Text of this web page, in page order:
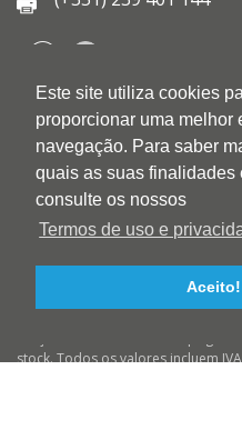
Este site utiliza cookies
proporcionar uma melhor
navegação. Para saber
quais as suas finalidades
consulte os nossos
Termos de uso e
Aceito!
QUEM SOMOS
QUALIDADE
AMBIENTE
BLOG
CONTACTOS
stock. Todos os valores incluem